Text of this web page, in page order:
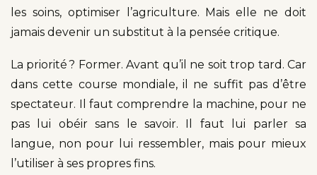
les soins, optimiser l’agriculture. Mais elle ne doit
jamais devenir un substitut à la pensée critique.
La priorité ? Former. Avant qu’il ne soit trop tard. Car
dans cette course mondiale, il ne suffit pas d’être
spectateur. Il faut comprendre la machine, pour ne
pas lui obéir sans le savoir. Il faut lui parler sa
langue, non pour lui ressembler, mais pour mieux
l’utiliser à ses propres fins.